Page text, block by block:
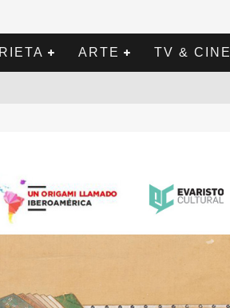
ARTE TV & CINE